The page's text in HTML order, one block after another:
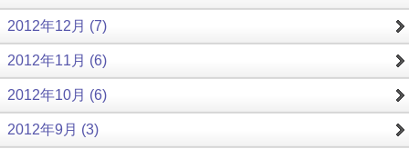
2012年12月 (7)
2012年11月 (6)
2012年10月 (6)
2012年9月 (3)